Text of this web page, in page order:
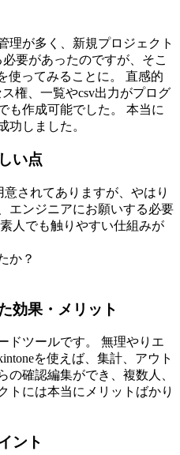
理が多く、新規プロジェクト
要があったのですが、そこ
使ってみることに。 直感的
権、一覧やcsv出力がプログ
も作成可能でした。 本当に
功しました。
い点
されてありますが、やはり
エンジニアにお願いする必要
人でも触りやすい仕組みが
か？
効果・メリット
ドツールです。 無理やりエ
を使えば、集計、アウト
の確認編集ができ、複数人、
トには本当にメリットばかり
ント